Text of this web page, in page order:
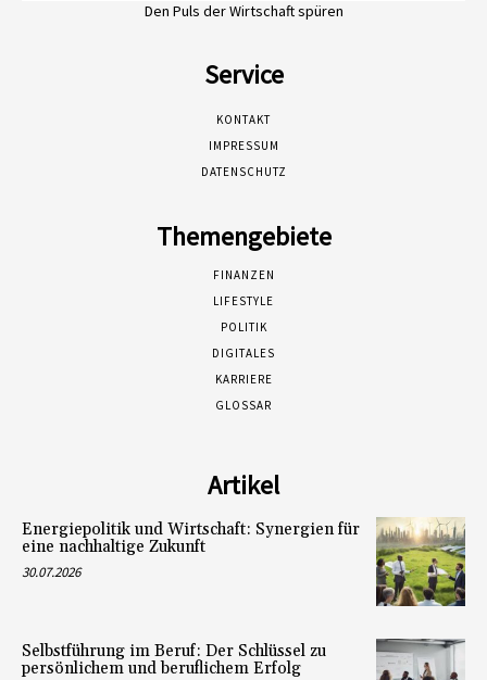
Den Puls der Wirtschaft spüren
Service
KONTAKT
IMPRESSUM
DATENSCHUTZ
Themengebiete
FINANZEN
LIFESTYLE
POLITIK
DIGITALES
KARRIERE
GLOSSAR
Artikel
Energiepolitik und Wirtschaft: Synergien für
eine nachhaltige Zukunft
30.07.2026
Selbstführung im Beruf: Der Schlüssel zu
persönlichem und beruflichem Erfolg